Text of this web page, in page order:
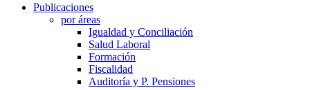
Publicaciones
por áreas
Igualdad y Conciliación
Salud Laboral
Formación
Fiscalidad
Auditoría y P. Pensiones